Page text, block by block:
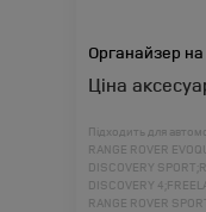
Органайзер
Ціна
Підходить для
RANGE ROVER
DISCOVERY SPORT;
DISCOVERY 4;
RANGE ROVER